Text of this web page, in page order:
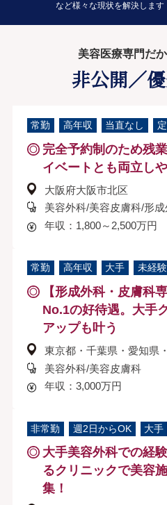
など様々な現状を解決します
美容医療専門だ
非公開／
常勤 高年収 当直なし
完全予約制のため残
イベートとも両立し
大阪府大阪市北区
美容外科/美容皮膚科/形
年収：1,800～2,500万円
常勤 高年収 大手 未経
【形成外科・皮膚科
No.1の好待遇。大手
アップも叶う
東京都・千葉県・愛知県
美容外科/美容皮膚科
年収：3,000万円
非常勤 週2日からOK 大手
大手美容外科での経
るクリニックで美容
集！